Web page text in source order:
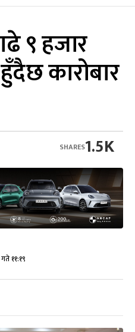
९ हजार
कारोबार
1.5K
SHARES
११:१९